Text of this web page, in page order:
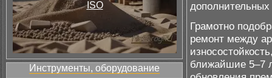
ISO
Инструменты, оборудование
Грамотно
ремонт между
ближайшие 5–7